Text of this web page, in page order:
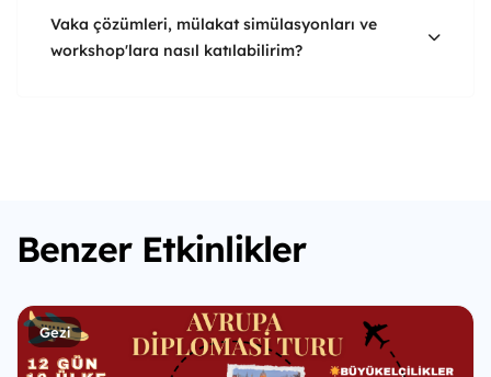
Vaka çözümleri, mülakat simülasyonları ve
workshop'lara nasıl katılabilirim?
Benzer Etkinlikler
Gezi